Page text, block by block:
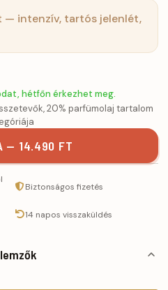
— intenzív, tartós jelenlét,
hétfőn érkezhet meg.
20% parfümolaj tartalom
— 14.490 FT
Biztonságos fizetés
14 napos visszaküldés